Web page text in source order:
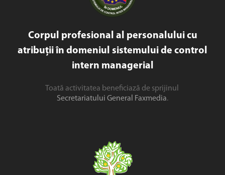
Corpul profesional al personalului cu
atribuții în domeniul sistemului de control
intern managerial
Toată activitatea beneficiază de sprijinul
Secretariatului General Faxmedia.